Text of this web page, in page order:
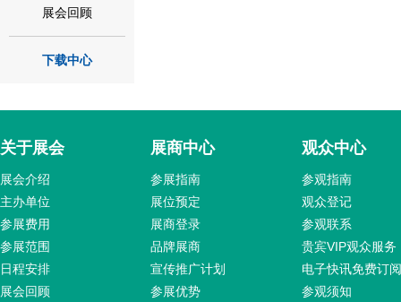
展会回顾
下载中心
关于展会
展会介绍
主办单位
参展费用
参展范围
日程安排
展会回顾
展商中心
参展指南
展位预定
展商登录
品牌展商
宣传推广计划
参展优势
观众中心
参观指南
观众登记
参观联系
贵宾VIP观众服务
电子快讯免费订阅
参观须知